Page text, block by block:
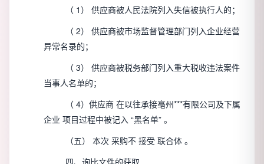
（ 1）供应商被人民法院列入失信被执行人的；
（2）供应商被市场监督管理部门列入企业经营
异常名录的；
（3）供应商被税务部门列入重大税收违法案件
当事人名单的；
（4）供应商在以往承接亳州***有限公司及下属
企业 项目过程中被记入 “黑名单” 。
（五）本次采购不接受联合体。